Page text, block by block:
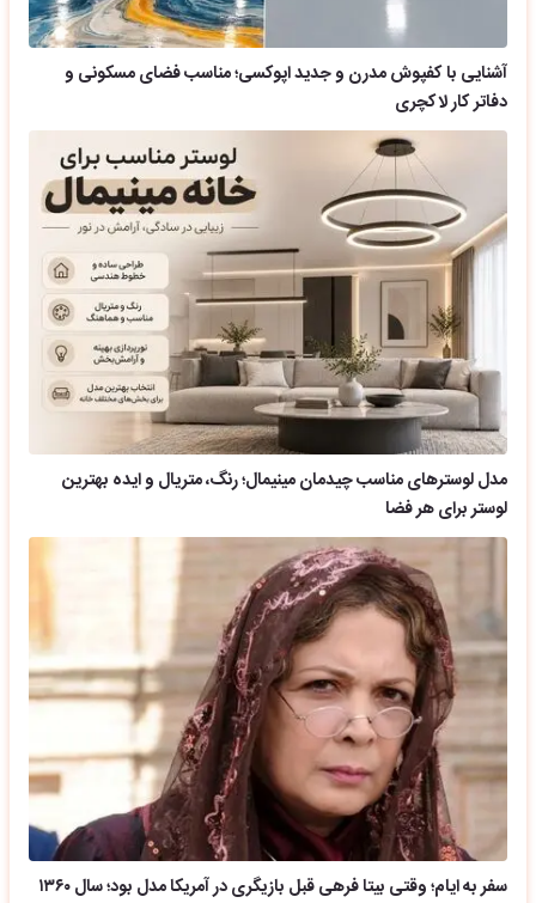
آشنایی با کفپوش مدرن و جدید اپوکسی؛ مناسب فضای مسکونی و
دفاتر کار لاکچری
مدل لوسترهای مناسب چیدمان مینیمال؛ رنگ، متریال و ایده بهترین
لوستر برای هر فضا
سفر به ایام؛ وقتی بیتا فرهی قبل بازیگری در آمریکا مدل بود؛ سال ۱۳۶۰